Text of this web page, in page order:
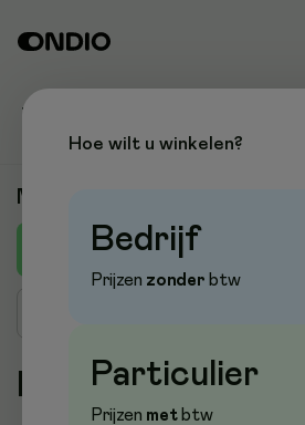
Merken
C D
Hoe wilt u winkelen?
Bedrijf
Prijzen zonder btw
Particulier
Prijzen metbtw